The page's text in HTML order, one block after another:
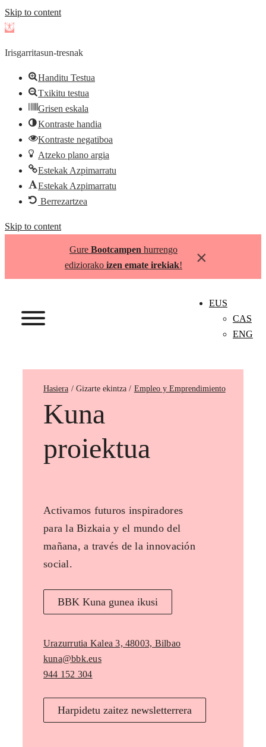
Skip to content
Open
Irisgarritasun-tresnak
Handitu Testua
Txikitu testua
Grisen eskala
Kontraste handia
Kontraste negatiboa
Atzeko plano argia
Estekak Azpimarratu
Estekak Azpimarratu
Berrezartzea
Skip to content
Gure Bootcampen hurrengo
ediziorako izen emate irekiak! ×
EUS
CAS
ENG
Hasiera Empleo y Emprendimiento
Kuna
proiektua
Activamos futuros inspiradores
para la Bizkaia y el mundo del
mañana, a través de la innovación
social.
BBK Kuna gunea ikusi
Urazurrutia Kalea 3, 48003, Bilbao
kuna@bbk.eus
944 152 304
Harpidetu zaitez newsletterrera